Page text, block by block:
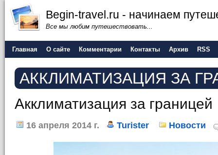
Begin-travel.ru - начинаем
Все мы любим путешествовать...
Главная О сайте Комментарии Контакты Архив RSS
АККЛИМАТИЗАЦИЯ ЗА
Акклиматизация за границей
16 апреля 2014 г. Turister Новости